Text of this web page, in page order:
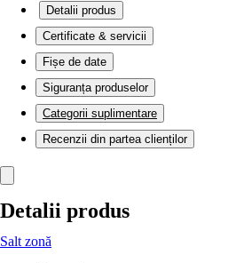
Detalii produs
Certificate & servicii
Fișe de date
Siguranța produselor
Categorii suplimentare
Recenzii din partea clienților
Detalii produs
Salt zonă